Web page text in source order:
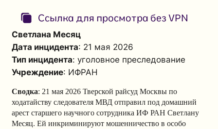
Ссылка для просмотра без VPN
Светлана Месяц
Дата инцидента: 21 мая 2026
Тип инцидента: уголовное преследование
Учреждение: ИФРАН
Сводка: 21 мая 2026 Тверской райсуд Москвы по
ходатайству следователя МВД отправил под домашний
арест старшего научного сотрудника ИФ РАН Светлану
Месяц. Ей инкриминируют мошенничество в особо